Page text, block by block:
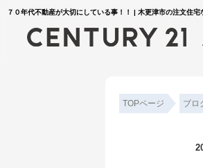
７０年代不動産が大切にしている事！！ | 木更津市の注文住
TOPページ ブロ